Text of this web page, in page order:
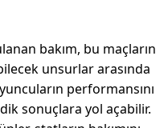
bakım, bu maçların
unsurlar arasında
performansını
sonuçlara yol açabilir.